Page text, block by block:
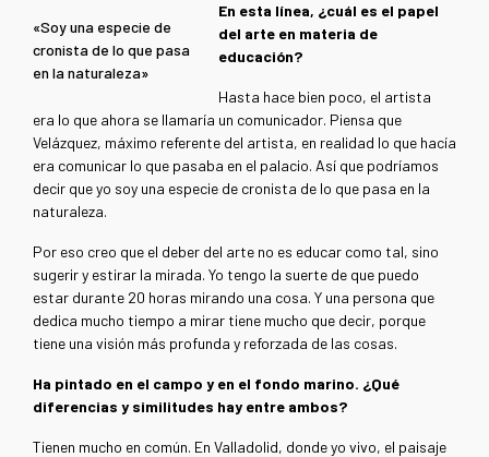
«Soy una especie de
cronista de lo que pasa
en la naturaleza»
En esta línea, ¿cuál es el papel
del arte en materia de
educación?
Hasta hace bien poco, el artista
era lo que ahora se llamaría un comunicador. Piensa que
Velázquez, máximo referente del artista, en realidad lo que hacía
era comunicar lo que pasaba en el palacio. Así que podríamos
decir que yo soy una especie de cronista de lo que pasa en la
naturaleza.
Por eso creo que el deber del arte no es educar como tal, sino
sugerir y estirar la mirada. Yo tengo la suerte de que puedo
estar durante 20 horas mirando una cosa. Y una persona que
dedica mucho tiempo a mirar tiene mucho que decir, porque
tiene una visión más profunda y reforzada de las cosas.
Ha pintado en el campo y en el fondo marino. ¿Qué
diferencias y similitudes hay entre ambos?
Tienen mucho en común. En Valladolid, donde yo vivo, el paisaje